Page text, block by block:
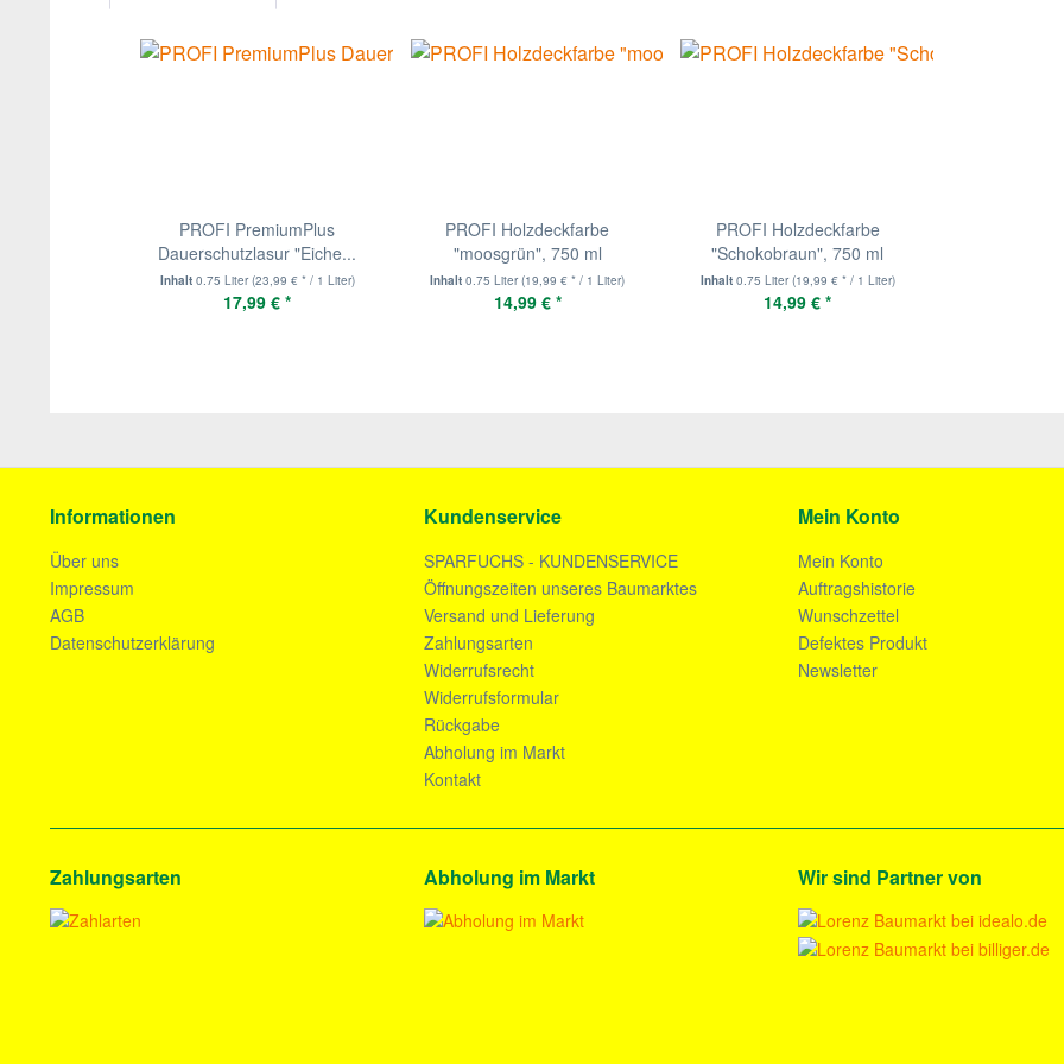
PROFI PremiumPlus
Dauerschutzlasur "Eiche...
Inhalt 0.75 Liter(23,99 € * / 1 Liter)
17,99 € *
PROFI Holzdeckfarbe
"moosgrün", 750 ml
Inhalt0.75 Liter(19,99 € * / 1 Liter)
14,99 € *
PROFI Holzdeckfarbe
"Schokobraun", 750 ml
Inhalt 0.75 Liter(19,99 € * / 1 Liter)
14,99 € *
Informationen
Über uns
Impressum
AGB
Datenschutzerklärung
Kundenservice
SPARFUCHS - KUNDENSERVICE
Öffnungszeiten unseres Baumarktes
Versand und Lieferung
Zahlungsarten
Widerrufsrecht
Widerrufsformular
Rückgabe
Abholung im Markt
Kontakt
Mein Konto
Mein Konto
Auftragshistorie
Wunschzettel
Defektes Produkt
Newsletter
Zahlungsarten Abholung im Markt Wir sind Partner von